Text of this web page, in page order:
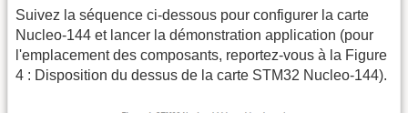
Suivez la séquence ci-dessous pour configurer la carte
Nucleo-144 et lancer la démonstration application (pour
l'emplacement des composants, reportez-vous à la Figure
4 : Disposition du dessus de la carte STM32 Nucleo-144).